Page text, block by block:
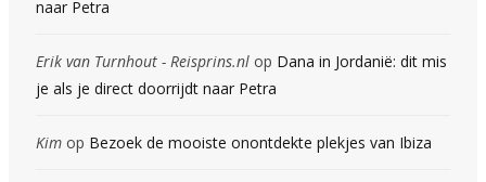
naar Petra
Erik van Turnhout - Reisprins.nl op Dana in Jordanië: dit mis
je als je direct doorrijdt naar Petra
Kim op Bezoek de mooiste onontdekte plekjes van Ibiza